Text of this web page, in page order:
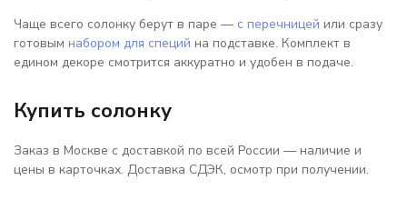
Чаще всего солонку берут в паре — с перечницей или сразу
готовым набором для специй на подставке. Комплект в
едином декоре смотрится аккуратно и удобен в подаче.
Купить солонку
Заказ в Москве с доставкой по всей России — наличие и
цены в карточках. Доставка СДЭК, осмотр при получении.